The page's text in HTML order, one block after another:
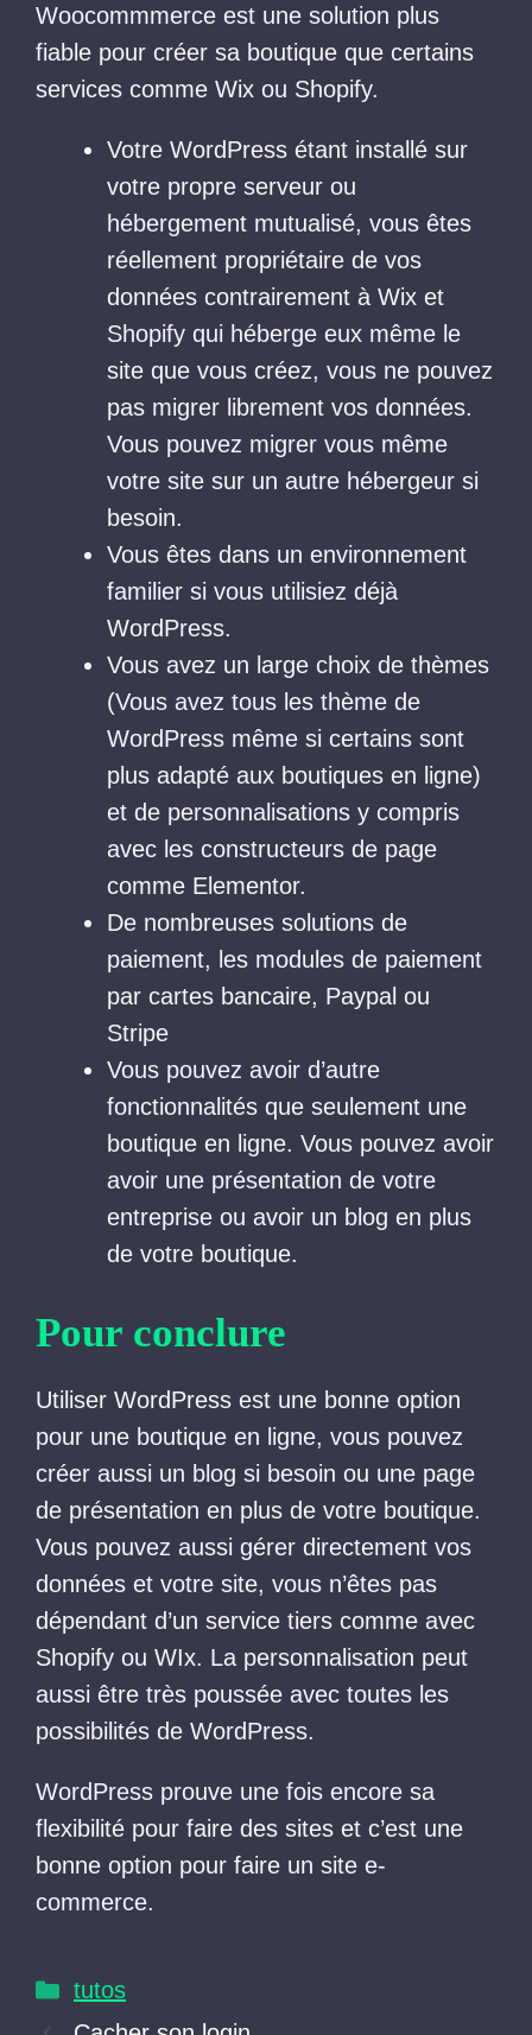
Woocommmerce est une solution plus
fiable pour créer sa boutique que certains
services comme Wix ou Shopify.
Votre WordPress étant installé sur
votre propre serveur ou
hébergement mutualisé, vous êtes
réellement propriétaire de vos
données contrairement à Wix et
Shopify qui héberge eux même le
site que vous créez, vous ne pouvez
pas migrer librement vos données.
Vous pouvez migrer vous même
votre site sur un autre hébergeur si
besoin.
Vous êtes dans un environnement
familier si vous utilisiez déjà
WordPress.
Vous avez un large choix de thèmes
(Vous avez tous les thème de
WordPress même si certains sont
plus adapté aux boutiques en ligne)
et de personnalisations y compris
avec les constructeurs de page
comme Elementor.
De nombreuses solutions de
paiement, les modules de paiement
par cartes bancaire, Paypal ou
Stripe
Vous pouvez avoir d’autre
fonctionnalités que seulement une
boutique en ligne. Vous pouvez avoir
avoir une présentation de votre
entreprise ou avoir un blog en plus
de votre boutique.
Pour conclure
Utiliser WordPress est une bonne option
pour une boutique en ligne, vous pouvez
créer aussi un blog si besoin ou une page
de présentation en plus de votre boutique.
Vous pouvez aussi gérer directement vos
données et votre site, vous n’êtes pas
dépendant d’un service tiers comme avec
Shopify ou WIx. La personnalisation peut
aussi être très poussée avec toutes les
possibilités de WordPress.
WordPress prouve une fois encore sa
flexibilité pour faire des sites et c’est une
bonne option pour faire un site e-
commerce.
Catégories
tutos